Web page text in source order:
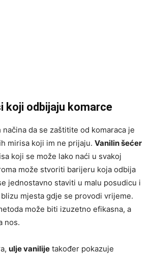
koji odbijaju komarce
da se zaštitite od komaraca je
mirisa koji im ne prijaju. Vanilin šećer
koji se može lako naći u svakoj
može stvoriti barijeru koja odbija
jednostavno staviti u malu posudicu i
mjesta gdje se provodi vrijeme.
može biti izuzetno efikasna, a
nos.
ulje vanilije također pokazuje